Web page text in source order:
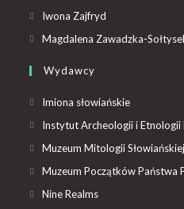
Iwona Zajfryd
Magdalena Zawadzka-
Wydawcy
Imiona słowiańskie
Instytut Archeologii i Etnologii
Muzeum Mitologii Słowiańskiej
Muzeum Początków Państwa
Nine Realms